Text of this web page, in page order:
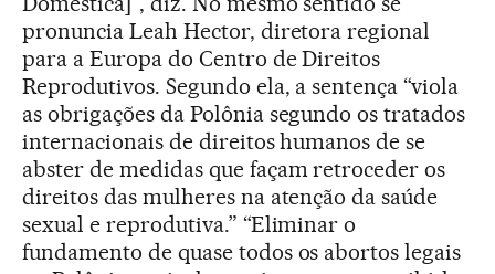
pronuncia Leah Hector, diretora regional
para a Europa do Centro de Direitos
Reprodutivos. Segundo ela, a sentença “viola
as obrigações da Polônia segundo os tratados
internacionais de direitos humanos de se
abster de medidas que façam retroceder os
direitos das mulheres na atenção da saúde
sexual e reprodutiva.” “Eliminar o
fundamento de quase todos os abortos legais